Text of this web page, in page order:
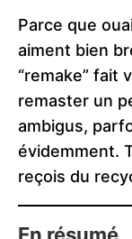
Parce que
aiment bien
“remake” fait
remaster un
ambigus,
évidemment.
reçois du